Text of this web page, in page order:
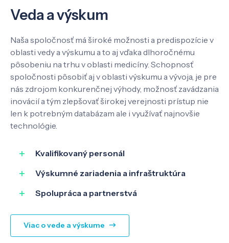
Pôsobenie
Know-how
O nás
SK EN
Veda a výskum
Naša spoločnosť má široké možnosti a predispozície v
oblasti vedy a výskumu a to aj vďaka dlhoročnému
pôsobeniu na trhu v oblasti medicíny. Schopnosť
spoločnosti pôsobiť aj v oblasti výskumu a vývoja, je pre
nás zdrojom konkurenčnej výhody, možnosť zavádzania
inovácií a tým zlepšovať širokej verejnosti prístup nie
len k potrebným databázam ale i využívať najnovšie
technológie.
Kvalifikovaný personál
Výskumné zariadenia a infraštruktúra
Spolupráca a partnerstvá
Viac o vede a výskume